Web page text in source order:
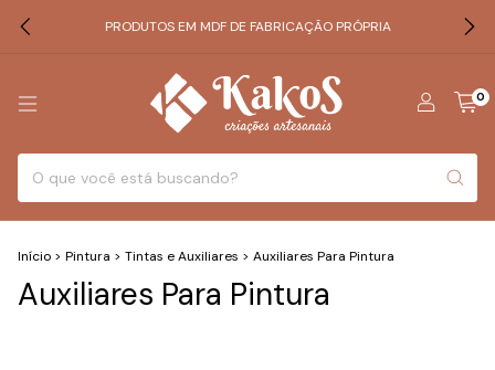
PRODUTOS EM MDF DE FABRICAÇÃO PRÓPRIA
0
Início > Pintura > Tintas e Auxiliares > Auxiliares Para Pintura
Auxiliares Para Pintura